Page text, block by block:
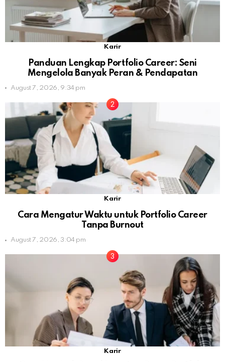
Karir
Panduan Lengkap Portfolio Career: Seni
Mengelola Banyak Peran & Pendapatan
August 7, 2026, 9:34 pm
Karir
Cara Mengatur Waktu untuk Portfolio Career
Tanpa Burnout
August 7, 2026, 3:04 pm
Karir